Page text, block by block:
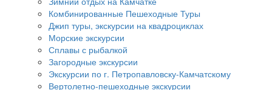
Комбинированные Пешеходные Туры
Джип туры, экскурсии на квадроциклах
Морские экскурсии
Сплавы с рыбалкой
Загородные экскурсии
Экскурсии по г. Петропавловску-Камчатскому
Вертолетно-пешеходные экскурсии